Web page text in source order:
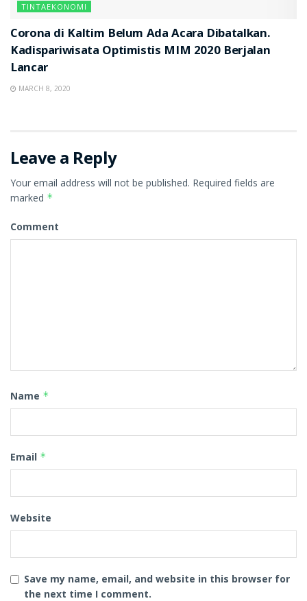
TINTAEKONOMI
Corona di Kaltim Belum Ada Acara Dibatalkan.
Kadispariwisata Optimistis MIM 2020 Berjalan
Lancar
MARCH 8, 2020
Leave a Reply
Your email address will not be published. Required fields are
marked *
Comment
Name *
Email *
Website
Save my name, email, and website in this browser for
the next time I comment.